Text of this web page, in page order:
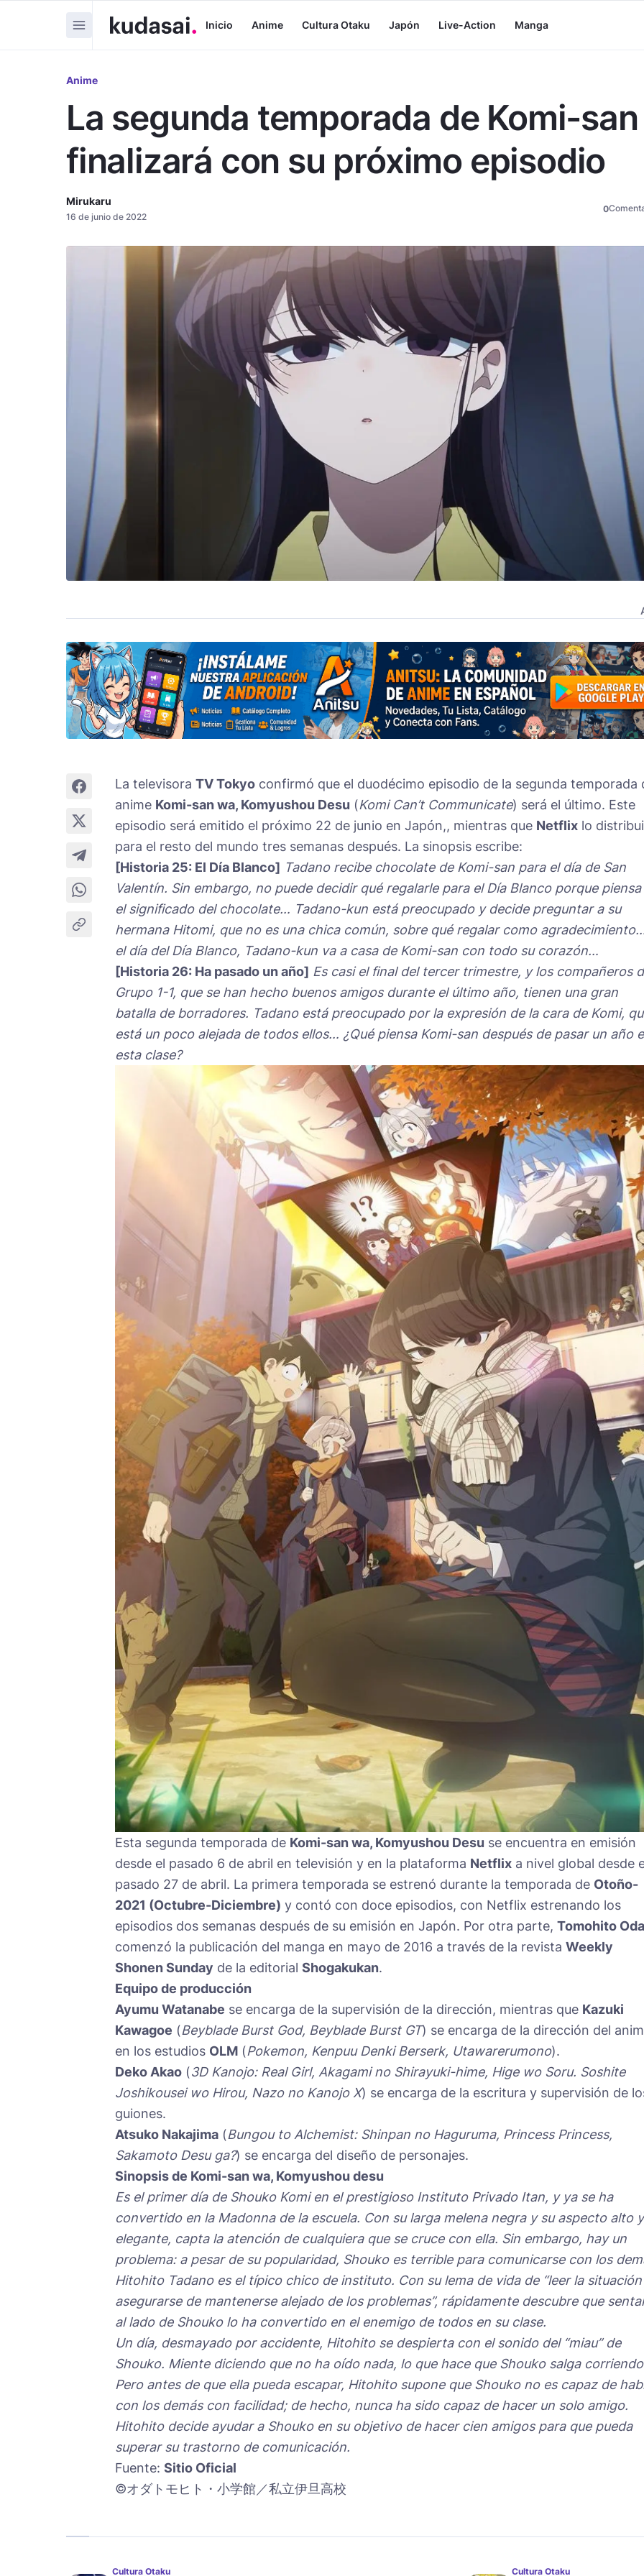
Inicio Anime Cultura Otaku Japón Live-Action Manga
Anime
La segunda temporada de Komi-san
finalizará con su próximo episodio
Mirukaru
16 de junio de 2022
0
La televisora TV Tokyo confirmó que el duodécimo episodio de la segunda temporada
anime Komi-san wa, Komyushou Desu (Komi Can’t Communicate) será el último. Este
episodio será emitido el próximo 22 de junio en Japón,, mientras que Netflix lo
para el resto del mundo tres semanas después. La sinopsis escribe:
[Historia 25: El Día Blanco] Tadano recibe chocolate de Komi-san para el día de San
Valentín. Sin embargo, no puede decidir qué regalarle para el Día Blanco porque piensa
el significado del chocolate… Tadano-kun está preocupado y decide preguntar a su
hermana Hitomi, que no es una chica común, sobre qué regalar como
el día del Día Blanco, Tadano-kun va a casa de Komi-san con todo su corazón…
[Historia 26: Ha pasado un año] Es casi el final del tercer trimestre, y los compañeros
Grupo 1-1, que se han hecho buenos amigos durante el último año, tienen una gran
batalla de borradores. Tadano está preocupado por la expresión de la cara de Komi,
está un poco alejada de todos ellos… ¿Qué piensa Komi-san después de pasar un año
esta clase?
Esta segunda temporada de Komi-san wa, Komyushou Desu se encuentra en emisión
desde el pasado 6 de abril en televisión y en la plataforma Netflix a nivel global desde
pasado 27 de abril. La primera temporada se estrenó durante la temporada de Otoño-
2021 (Octubre-Diciembre) y contó con doce episodios, con Netflix estrenando los
episodios dos semanas después de su emisión en Japón. Por otra parte, Tomohito Oda
comenzó la publicación del manga en mayo de 2016 a través de la revista Weekly
Shonen Sunday de la editorial Shogakukan.
Equipo de producción
Ayumu Watanabe se encarga de la supervisión de la dirección, mientras que Kazuki
Kawagoe (Beyblade Burst God, Beyblade Burst GT) se encarga de la dirección del
en los estudios OLM (Pokemon, Kenpuu Denki Berserk, Utawarerumono).
Deko Akao (3D Kanojo: Real Girl, Akagami no Shirayuki-hime, Hige wo Soru. Soshite
Joshikousei wo Hirou, Nazo no Kanojo X) se encarga de la escritura y supervisión de
guiones.
Atsuko Nakajima (Bungou to Alchemist: Shinpan no Haguruma, Princess Princess,
Sakamoto Desu ga?) se encarga del diseño de personajes.
Sinopsis de Komi-san wa, Komyushou desu
Es el primer día de Shouko Komi en el prestigioso Instituto Privado Itan, y ya se ha
convertido en la Madonna de la escuela. Con su larga melena negra y su aspecto alto y
elegante, capta la atención de cualquiera que se cruce con ella. Sin embargo, hay un
problema: a pesar de su popularidad, Shouko es terrible para comunicarse con los
Hitohito Tadano es el típico chico de instituto. Con su lema de vida de “leer la
asegurarse de mantenerse alejado de los problemas”, rápidamente descubre que
al lado de Shouko lo ha convertido en el enemigo de todos en su clase.
Un día, desmayado por accidente, Hitohito se despierta con el sonido del “miau” de
Shouko. Miente diciendo que no ha oído nada, lo que hace que Shouko salga
Pero antes de que ella pueda escapar, Hitohito supone que Shouko no es capaz de
con los demás con facilidad; de hecho, nunca ha sido capaz de hacer un solo amigo.
Hitohito decide ayudar a Shouko en su objetivo de hacer cien amigos para que pueda
superar su trastorno de comunicación.
Fuente: Sitio Oficial
©オダトモヒト・小学館／私立伊旦高校
Cultura Otaku Cultura Otaku